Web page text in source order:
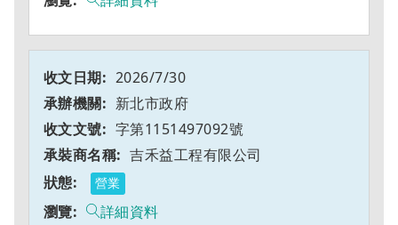
2026/7/30
新北市政府
字第1151497092號
吉禾益工程有限公司
營業
詳細資料